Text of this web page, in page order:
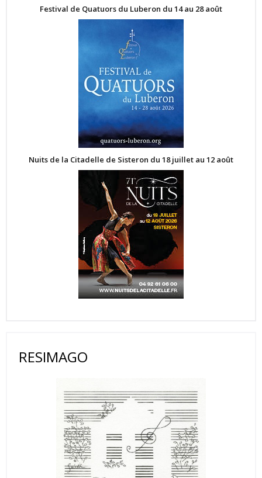
Festival de Quatuors du Luberon du 14 au 28 août
Nuits de la Citadelle de Sisteron du 18 juillet au 12 août
RESIMAGO